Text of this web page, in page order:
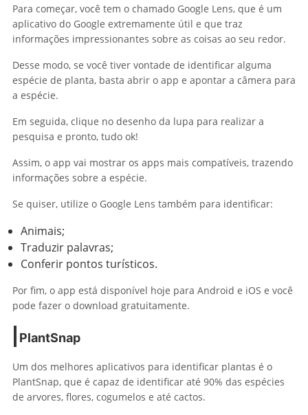
Para começar, você tem o chamado Google Lens, que é um
aplicativo do Google extremamente útil e que traz
informações impressionantes sobre as coisas ao seu redor.
Desse modo, se você tiver vontade de identificar alguma
espécie de planta, basta abrir o app e apontar a câmera para
a espécie.
Em seguida, clique no desenho da lupa para realizar a
pesquisa e pronto, tudo ok!
Assim, o app vai mostrar os apps mais compatíveis, trazendo
informações sobre a espécie.
Se quiser, utilize o Google Lens também para identificar:
Animais;
Traduzir palavras;
Conferir pontos turísticos.
Por fim, o app está disponível hoje para Android e iOS e você
pode fazer o download gratuitamente.
PlantSnap
Um dos melhores aplicativos para identificar plantas é o
PlantSnap, que é capaz de identificar até 90% das espécies
de arvores, flores, cogumelos e até cactos.